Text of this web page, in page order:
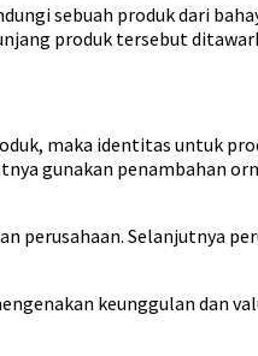
sebuah produk dari
produk tersebut
maka identitas untuk
gunakan penambahan
perusahaan. Selanjutnya
keunggulan dan